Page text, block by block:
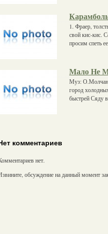
1. Фраер,
свой кис-кис.
просим спеть
Мало Не
Муз:
город
быстрей Сяду
комментариев
нет.
обсуждение на данный момент